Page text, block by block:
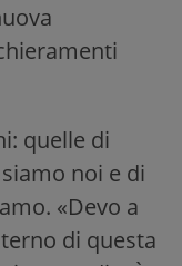
quelle di
noi e di
«Devo a
di questa